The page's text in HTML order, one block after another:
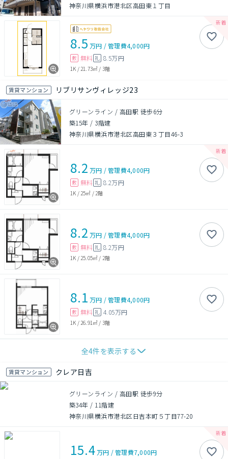
神奈川県横浜市港北区高田東１丁目
8.5 万円 /管理費4,000円
敷 無料 礼 8.5万円
1K /21.73㎡ / 3階
賃貸マンション リブリサンヴィレッジ23
グリーンライン / 高田駅 徒歩6分
築15年 / 3階建
神奈川県横浜市港北区高田東３丁目46-3
8.2 万円 /管理費4,000円
敷 無料 礼 8.2万円
1K / 25㎡ / 2階
8.2 万円 /管理費4,000円
敷 無料 礼 8.2万円
1K / 25.05㎡ / 2階
8.1 万円 /管理費4,000円
敷 無料 礼 4.05万円
1K / 26.91㎡ / 3階
全4件を表示する
賃貸マンション クレア日吉
グリーンライン / 高田駅 徒歩9分
築34年 / 11階建
神奈川県横浜市港北区日吉本町５丁目77-20
15.4万円 /管理費7,000円